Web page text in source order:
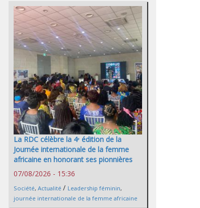
La RDC célèbre la 4ᵉ édition de la
Journée internationale de la femme
africaine en honorant ses pionnières
07/08/2026 - 15:36
Société, Actualité / Leadership féminin,
journée internationale de la femme africaine